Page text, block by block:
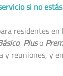
si no
residentes
, Pluso
y reuniones, y